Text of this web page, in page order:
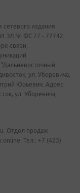
сетевого издания
ЭЛ № ФС 77 - 72742,
связи,
ул. Уборевича,
Юрьевич. Адрес
ул. Уборевича,
Отдел продаж
Тел.: +7 (423)